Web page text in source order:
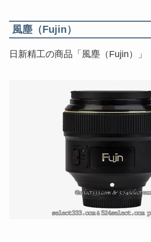
風塵（Fujin）
日新精工の商品「風塵（Fujin）」